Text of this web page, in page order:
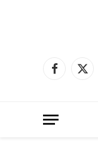
Facebook
X